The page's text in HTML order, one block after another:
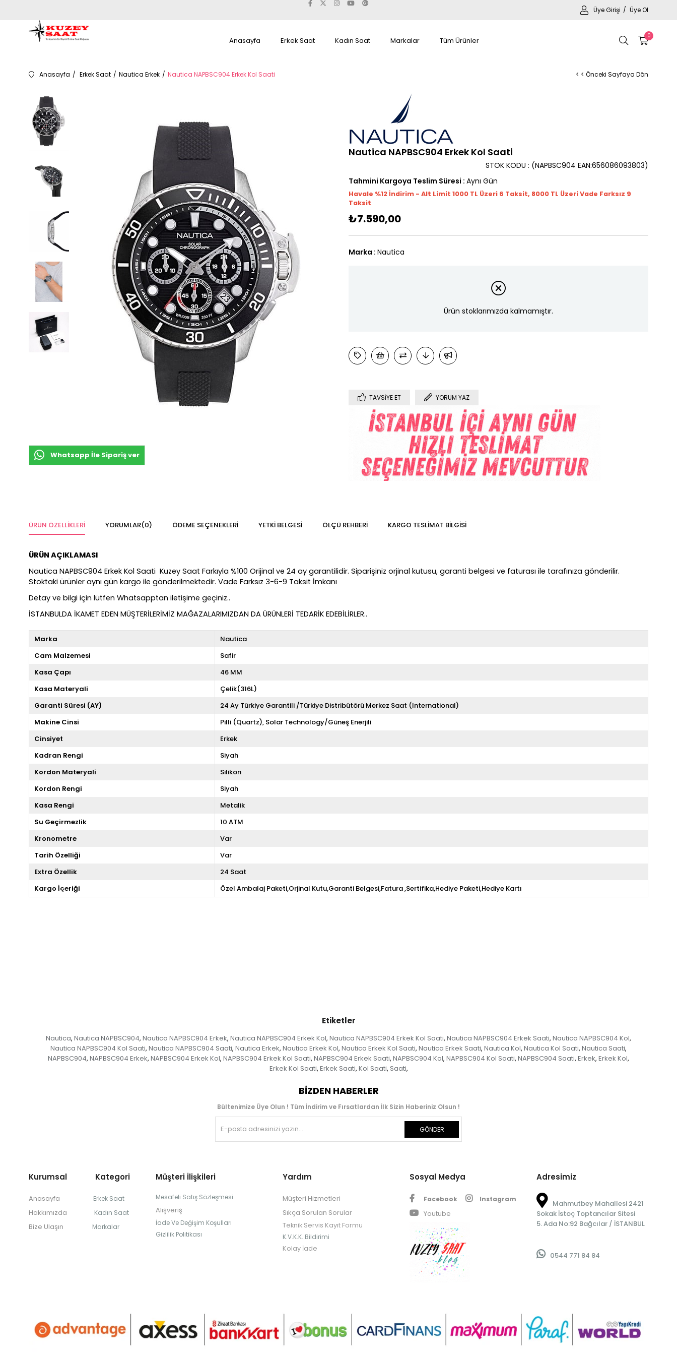
Üye Girişi Üye Ol
0
Anasayfa Erkek Saat Kadın Saat Markalar Tüm Ürünler
Anasayfa Erkek Saat Nautica Erkek Nautica NAPBSC904 Erkek Kol Saati < < Önceki Sayfaya Dön
Whatsapp İle Sipariş ver
Nautica NAPBSC904 Erkek Kol Saati
(NAPBSC904 EAN:656086093803)
STOK KODU
Tahmini Kargoya Teslim Süresi : Aynı Gün
Havale %12 İndirim - Alt Limit 1000 TL Üzeri 6 Taksit, 8000 TL Üzeri Vade Farksız 9
Taksit
₺7.590,00
Marka : Nautica
Ürün stoklarımızda kalmamıştır.
TAVSIYE ET YORUM YAZ
ÜRÜN ÖZELLIKLERI YORUMLAR(0) ÖDEME SEÇENEKLERI YETKİ BELGESİ ÖLÇÜ REHBERI KARGO TESLIMAT BILGISI
ÜRÜN AÇIKLAMASI
Nautica NAPBSC904 Erkek Kol Saati Kuzey Saat Farkıyla %100 Orijinal ve 24 ay garantilidir. Siparişiniz orjinal kutusu, garanti belgesi ve faturası ile tarafınıza gönderilir.
Stoktaki ürünler aynı gün kargo ile gönderilmektedir. Vade Farksız 3-6-9 Taksit İmkanı
Detay ve bilgi için lütfen Whatsapptan iletişime geçiniz..
İSTANBULDA İKAMET EDEN MÜŞTERİLERİMİZ MAĞAZALARIMIZDAN DA ÜRÜNLERİ TEDARİK EDEBİLİRLER..
Marka
Nautica
Cam Malzemesi
Safir
Kasa Çapı
46 MM
Kasa Materyali
Çelik(316L)
Garanti Süresi (AY)
24 Ay Türkiye Garantili /Türkiye Distribütörü Merkez Saat (International)
Makine Cinsi
Pilli (Quartz) Solar Technology/Güneş Enerjili
Cinsiyet
Erkek
Kadran Rengi
Siyah
Kordon Materyali
Silikon
Kordon Rengi
Siyah
Kasa Rengi
Metalik
Su Geçirmezlik
10 ATM
Kronometre
Var
Tarih Özelliği
Var
Extra Özellik
24 Saat
Kargo İçeriği
Özel Ambalaj Paketi,Orjinal Kutu,Garanti Belgesi,Fatura ,Sertifika,Hediye Paketi,Hediye Kartı
Etiketler
Nautica, Nautica NAPBSC904, Nautica NAPBSC904 Erkek, Nautica NAPBSC904 Erkek Kol, Nautica NAPBSC904 Erkek Kol Saati, Nautica NAPBSC904 Erkek Saati, Nautica NAPBSC904 Kol,
Nautica NAPBSC904 Kol Saati, Nautica NAPBSC904 Saati, Nautica Erkek, Nautica Erkek Kol, Nautica Erkek Kol Saati, Nautica Erkek Saati, Nautica Kol, Nautica Kol Saati, Nautica Saati,
NAPBSC904, NAPBSC904 Erkek, NAPBSC904 Erkek Kol, NAPBSC904 Erkek Kol Saati, NAPBSC904 Erkek Saati, NAPBSC904 Kol, NAPBSC904 Kol Saati, NAPBSC904 Saati, Erkek, Erkek Kol,
Erkek Kol Saati, Erkek Saati, Kol Saati, Saati,
BIZDEN HABERLER
Bültenimize Üye Olun ! Tüm İndirim ve Fırsatlardan İlk Sizin Haberiniz Olsun !
GÖNDER
Kurumsal Kategori
Anasayfa Erkek Saat
Hakkımızda Kadın Saat
Bize Ulaşın Markalar
Müşteri İlişkileri
Mesafeli Satış Sözleşmesi
Alışveriş
İade Ve Değişim Koşulları
Gizlilik Politikası
Yardım
Müşteri Hizmetleri
Sıkça Sorulan Sorular
Teknik Servis Kayıt Formu
K.V.K.K. Bildirimi
Kolay İade
Sosyal Medya
Facebook Instagram
Youtube
Adresimiz
Mahmutbey Mahallesi 2421
Sokak İstoç Toptancılar Sitesi
5. Ada No:92 Bağcılar / İSTANBUL
0544 771 84 84